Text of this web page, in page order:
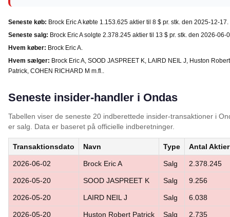
Seneste køb: Brock Eric A købte 1.153.625 aktier til 8 $ pr. stk. den 2025-12-17.
Seneste salg: Brock Eric A solgte 2.378.245 aktier til 13 $ pr. stk. den 2026-06-
Hvem køber: Brock Eric A.
Hvem sælger: Brock Eric A, SOOD JASPREET K, LAIRD NEIL J, Huston Robert
Patrick, COHEN RICHARD M m.fl..
Seneste insider-handler i Ondas
Tabellen viser de seneste 20 indberettede insider-transaktioner i
er salg. Data er baseret på officielle indberetninger.
Transaktionsdato Navn Type Antal Aktier
2026-06-02 Brock Eric A Salg 2.378.245
2026-05-20 SOOD JASPREET K Salg 9.256
2026-05-20 LAIRD NEIL J Salg 6.038
2026-05-20 Huston Robert Patrick Salg 2.735